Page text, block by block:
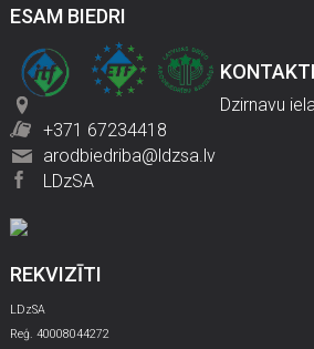
ESAM BIEDRI
KONTAKTI
Dzirnavu
+371 67234418
arodbiedriba@ldzsa.lv
LDzSA
REKVIZĪTI
LDzSA
Reģ. 40008044272